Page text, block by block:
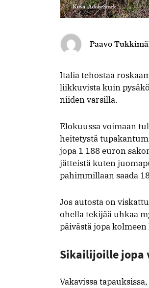
Paavo
Italia tehostaa
liikkuvista kuin
niiden varsilla.
Elokuussa voimaan
heitetystä
jopa 1 188 euron
jätteistä kuten
pahimmillaan saada
Jos autosta on
ohella tekijää uhkaa
päivästä jopa
Sikailijoille jopa
Vakavissa